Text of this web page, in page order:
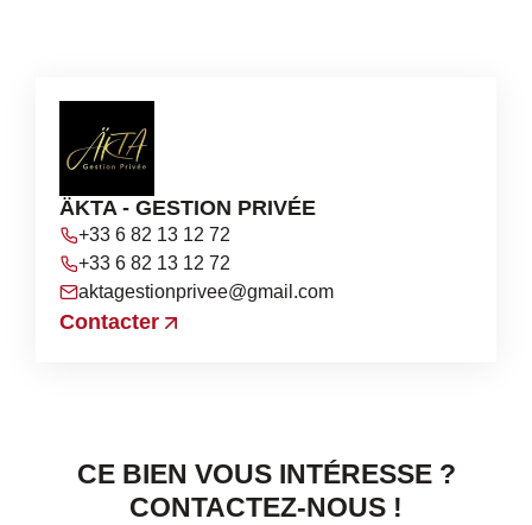
ÄKTA - GESTION PRIVÉE
+33 6 82 13 12 72
+33 6 82 13 12 72
aktagestionprivee@gmail.com
Contacter
CE BIEN VOUS INTÉRESSE ?
CONTACTEZ-NOUS !